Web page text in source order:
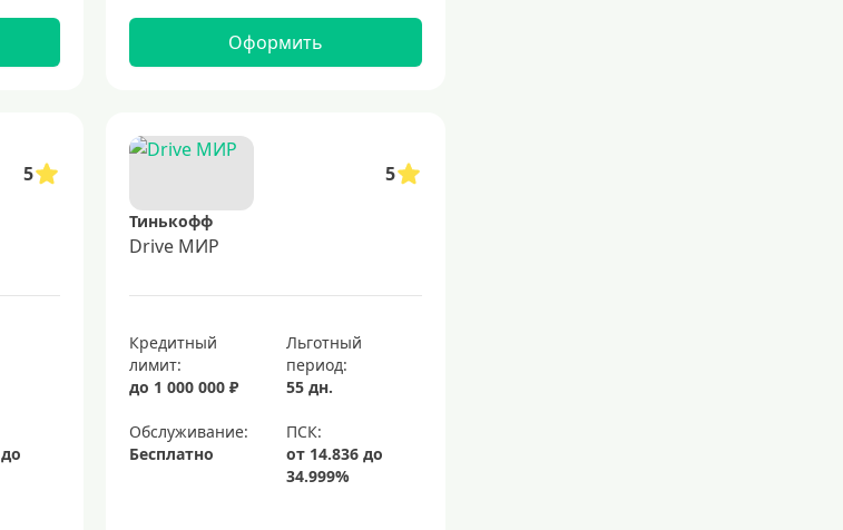
Оформить
5 5
Тинькофф
Drive МИР
Кредитный
лимит:
до 1 000 000 ₽
Льготный
период:
55 дн.
Обслуживание:
Бесплатно